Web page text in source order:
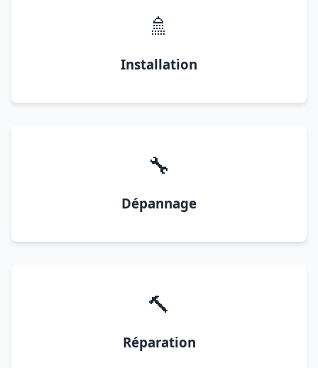
🚿
Installation
🔧
Dépannage
🔨
Réparation